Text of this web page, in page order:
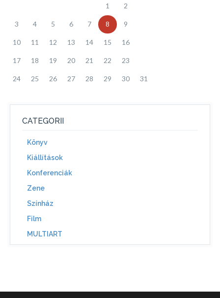
1 2
3 4 5 6 7 8 9
10 11 12 13 14 15 16
17 18 19 20 21 22 23
24 25 26 27 28 29 30 31
CATEGORII
Könyv
Kiállítások
Konferenciák
Zene
Színház
Film
MULTIART